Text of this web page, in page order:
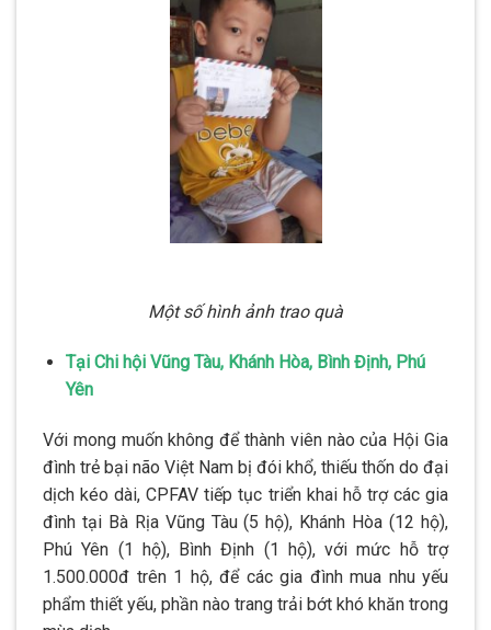
Một số hình ảnh trao quà
Tại Chi hội Vũng Tàu, Khánh Hòa, Bình Định, Phú
Yên
Với mong muốn không để thành viên nào của Hội Gia
đình trẻ bại não Việt Nam bị đói khổ, thiếu thốn do đại
dịch kéo dài, CPFAV tiếp tục triển khai hỗ trợ các gia
đình tại Bà Rịa Vũng Tàu (5 hộ), Khánh Hòa (12 hộ),
Phú Yên (1 hộ), Bình Định (1 hộ), với mức hỗ trợ
1.500.000đ trên 1 hộ, để các gia đình mua nhu yếu
phẩm thiết yếu, phần nào trang trải bớt khó khăn trong